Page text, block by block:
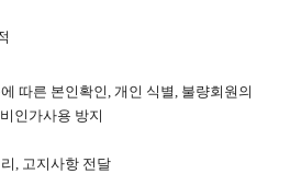
따른 본인확인,개인 식별, 불량회원의
인가사용 방지
, 고지사항 전달